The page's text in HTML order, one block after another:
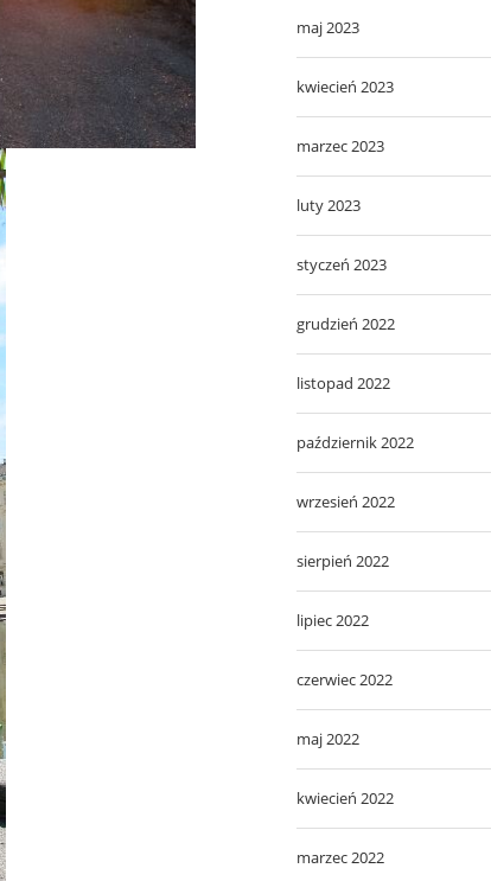
maj 2023
kwiecień 2023
marzec 2023
luty 2023
styczeń 2023
grudzień 2022
listopad 2022
październik 2022
wrzesień 2022
sierpień 2022
lipiec 2022
czerwiec 2022
maj 2022
kwiecień 2022
marzec 2022